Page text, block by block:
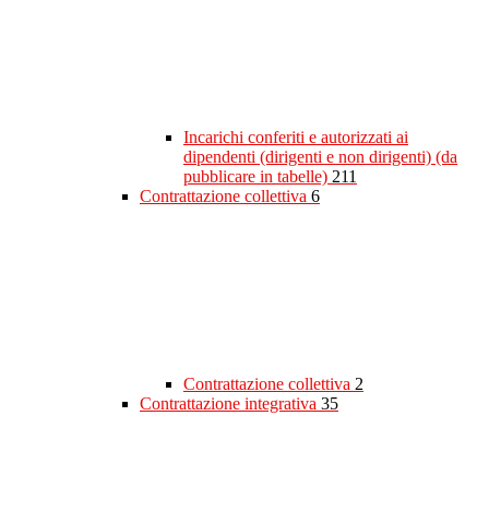
Incarichi conferiti e autorizzati ai
dipendenti (dirigenti e non dirigenti) (da
pubblicare in tabelle) 211
Contrattazione collettiva 6
Contrattazione collettiva 2
Contrattazione integrativa 35